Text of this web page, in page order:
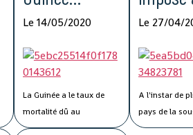
enregistre le
taux de
mortalité le
plus bas de la
MRU
Le 14/05/2020
La Guinée a le taux de
mortalité dû au
coronavirus le plus faible
Guinée
nouvelles
s de
Le 27/04/
A l'instar de
pays de la
ouest-